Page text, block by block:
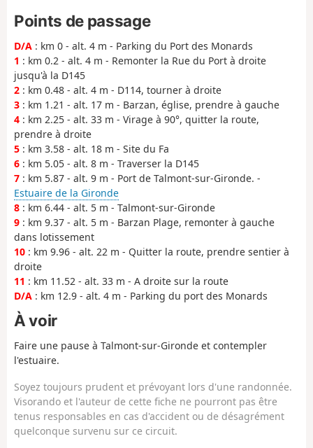
Points de passage
D/A : km 0 - alt. 4 m - Parking du Port des Monards
1 : km 0.2 - alt. 4 m - Remonter la Rue du Port à droite
jusqu'à la D145
2 : km 0.48 - alt. 4 m - D114, tourner à droite
3 : km 1.21 - alt. 17 m - Barzan, église, prendre à gauche
4 : km 2.25 - alt. 33 m - Virage à 90°, quitter la route,
prendre à droite
5 : km 3.58 - alt. 18 m - Site du Fa
6 : km 5.05 - alt. 8 m - Traverser la D145
7 : km 5.87 - alt. 9 m - Port de Talmont-sur-Gironde. -
Estuaire de la Gironde
8 : km 6.44 - alt. 5 m - Talmont-sur-Gironde
9 : km 9.37 - alt. 5 m - Barzan Plage, remonter à gauche
dans lotissement
10 : km 9.96 - alt. 22 m - Quitter la route, prendre sentier à
droite
11 : km 11.52 - alt. 33 m - A droite sur la route
D/A : km 12.9 - alt. 4 m - Parking du port des Monards
À voir
Faire une pause à Talmont-sur-Gironde et contempler
l'estuaire.
Soyez toujours prudent et prévoyant lors d'une randonnée.
Visorando et l'auteur de cette fiche ne pourront pas être
tenus responsables en cas d'accident ou de désagrément
quelconque survenu sur ce circuit.